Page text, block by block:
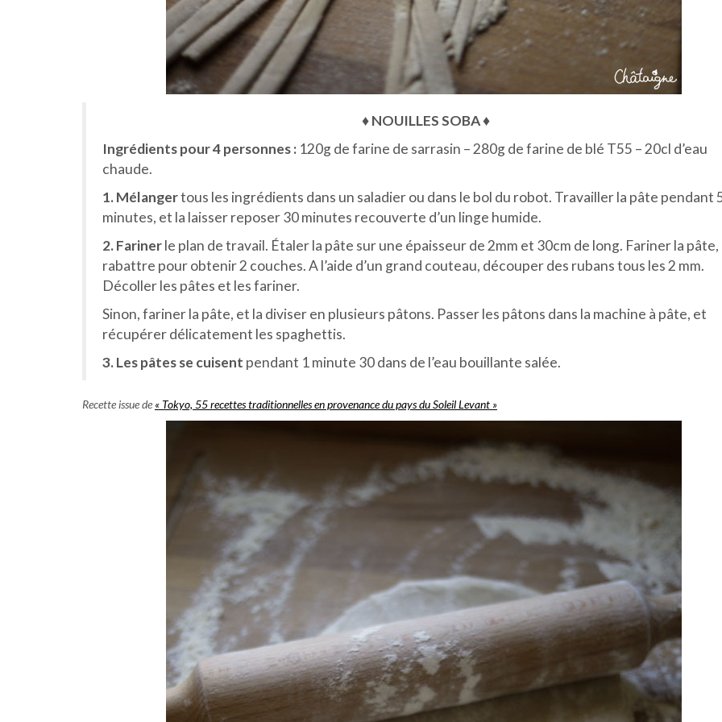
♦ NOUILLES SOBA♦
Ingrédients pour 4 personnes : 120g de farine de sarrasin – 280g de farine de blé T55 – 20cl d’eau
chaude.
1. Mélangertous les ingrédients dans un saladier ou dans le bol du robot. Travailler la pâte pendant
minutes, et la laisser reposer 30 minutes recouverte d’un linge humide.
2. Farinerle plan de travail. Étaler la pâte sur une épaisseur de 2mm et 30cm de long. Fariner la pâte,
rabattre pour obtenir 2 couches. A l’aide d’un grand couteau, découper des rubans tous les 2 mm.
Décoller les pâtes et les fariner.
Sinon, fariner la pâte, et la diviser en plusieurs pâtons. Passer les pâtons dans la machine à pâte, et
récupérer délicatement les spaghettis.
3. Les pâtes se cuisent pendant 1 minute 30 dans de l’eau bouillante salée.
Recette issue de « Tokyo, 55 recettes traditionnelles en provenance du pays du Soleil Levant »